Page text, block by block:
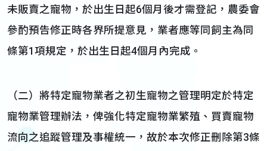
未販賣之寵物，於出生日起6個月後才需登記，農委會
參酌預告修正時各界所提意見，業者應等同飼主為同
條第1項規定，於出生日起4個月內完成。
（二）將特定寵物業者之初生寵物之管理明定於特定
寵物業管理辦法，俾強化特定寵物業繁殖、買賣寵物
流向之追蹤管理及事權統一，故於本次修正刪除第3條